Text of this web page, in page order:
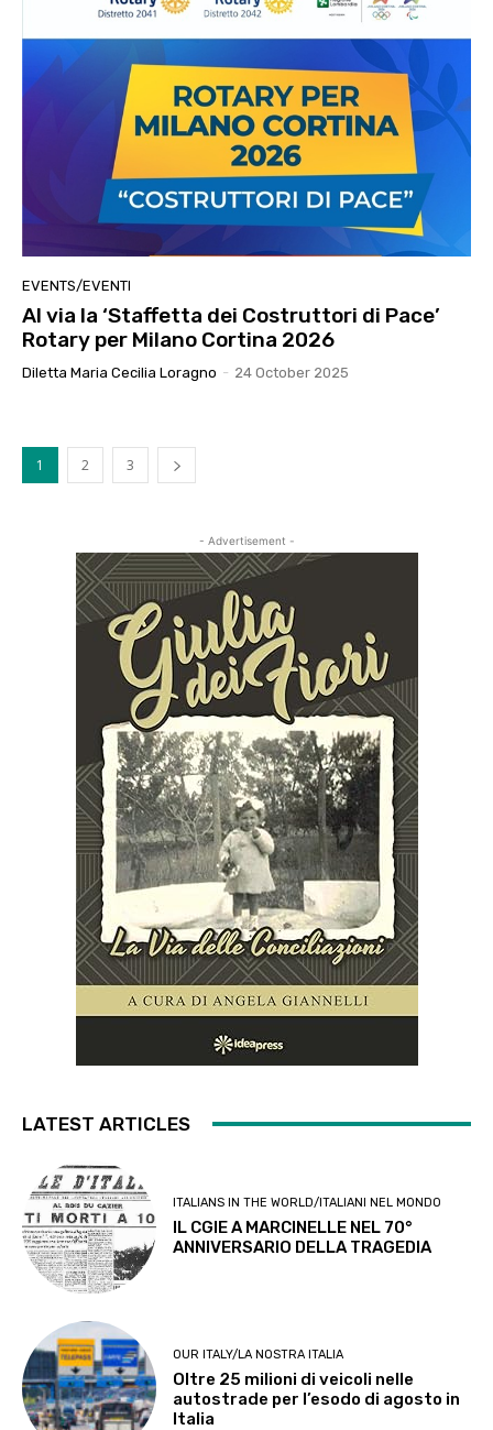
EVENTS/EVENTI
Al via la ‘Staffetta dei Costruttori di Pace’
Rotary per Milano Cortina 2026
Diletta Maria Cecilia Loragno - 24 October 2025
1 2 3
- Advertisement -
LATEST ARTICLES
ITALIANS IN THE WORLD/ITALIANI NEL MONDO
IL CGIE A MARCINELLE NEL 70°
ANNIVERSARIO DELLA TRAGEDIA
OUR ITALY/LA NOSTRA ITALIA
Oltre 25 milioni di veicoli nelle
autostrade per l’esodo di agosto in
Italia